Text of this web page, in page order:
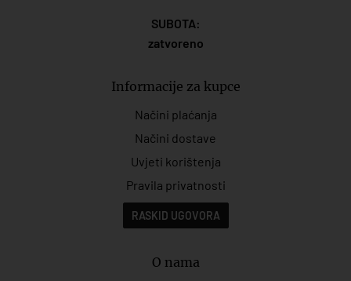
SUBOTA:
zatvoreno
Informacije za kupce
Načini plaćanja
Načini dostave
Uvjeti korištenja
Pravila privatnosti
RASKID UGOVORA
O nama